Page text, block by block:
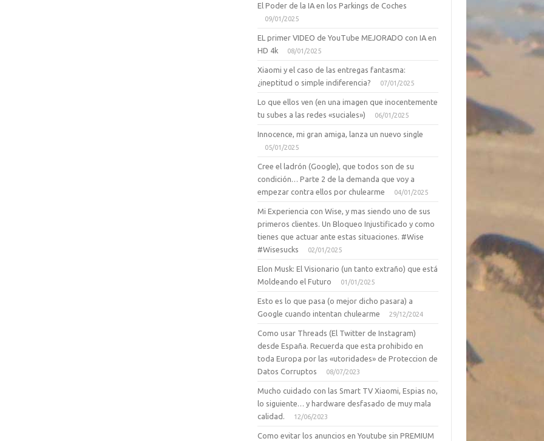
El Poder de la IA en los Parkings de Coches
09/01/2025
EL primer VIDEO de YouTube MEJORADO con IA en
HD 4k
08/01/2025
Xiaomi y el caso de las entregas fantasma:
¿ineptitud o simple indiferencia?
07/01/2025
Lo que ellos ven (en una imagen que inocentemente
tu subes a las redes «suciales»)
06/01/2025
Innocence, mi gran amiga, lanza un nuevo single
05/01/2025
Cree el ladrón (Google), que todos son de su
condición… Parte 2 de la demanda que voy a
empezar contra ellos por chulearme
04/01/2025
Mi Experiencia con Wise, y mas siendo uno de sus
primeros clientes. Un Bloqueo Injustificado y como
tienes que actuar ante estas situaciones. #Wise
#Wisesucks
02/01/2025
Elon Musk: El Visionario (un tanto extraño) que está
Moldeando el Futuro
01/01/2025
Esto es lo que pasa (o mejor dicho pasara) a
Google cuando intentan chulearme
29/12/2024
Como usar Threads (El Twitter de Instagram)
desde España. Recuerda que esta prohibido en
toda Europa por las «utoridades» de Proteccion de
Datos Corruptos
08/07/2023
Mucho cuidado con las Smart TV Xiaomi, Espias no,
lo siguiente… y hardware desfasado de muy mala
calidad.
12/06/2023
Como evitar los anuncios en Youtube sin PREMIUM